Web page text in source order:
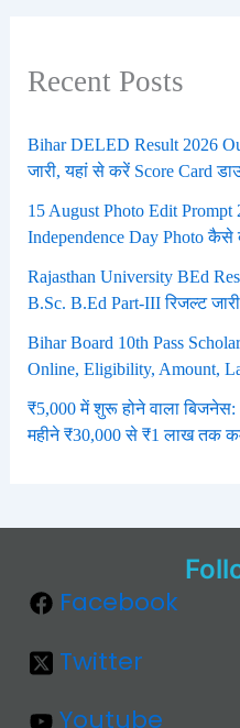
Recent Posts
Bihar DELED Result 2026
जारी, यहां से करें Score Card
15 August Photo Edit Prompt
Independence Day Photo कैसे
Rajasthan University BEd
B.Sc. B.Ed Part-III रिजल्ट
Bihar Board 10th Pass
Online, Eligibility, Amount,
₹5,000 में शुरू होने वाला
महीने ₹30,000 से ₹1 लाख तक
Facebook
Twitter
Youtube